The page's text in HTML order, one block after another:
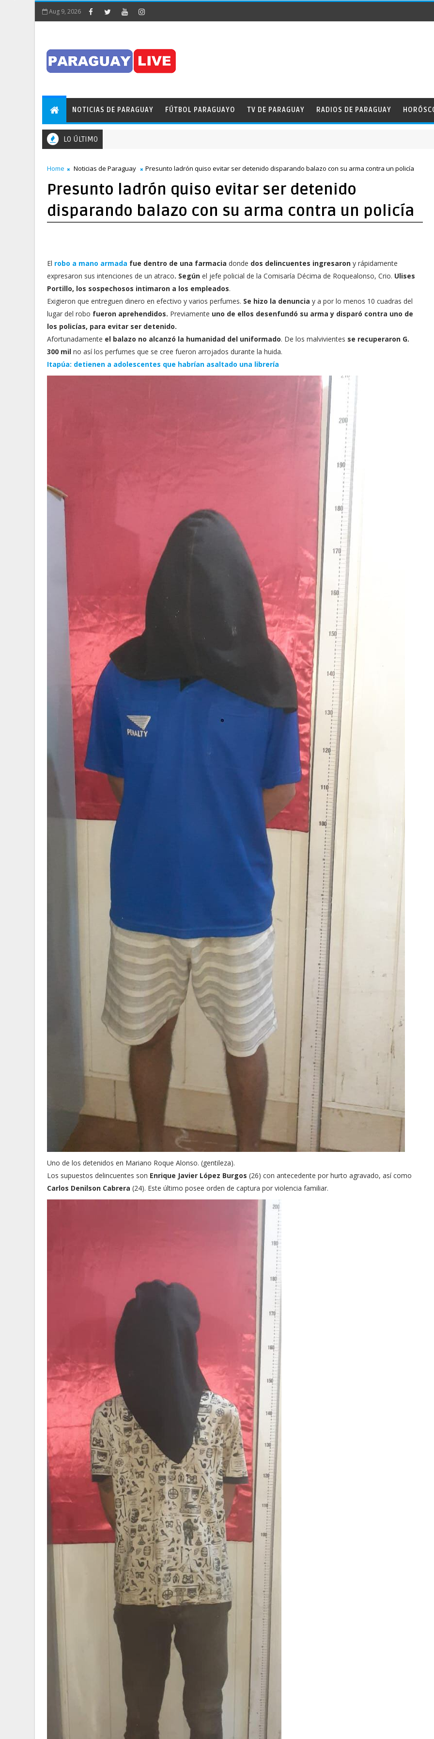
Aug 9, 2026
NOTICIAS DE PARAGUAY FÚTBOL PARAGUAYO TV DE PARAGUAY RADIOS DE PARAGUAY
LO ÚLTIMO
Home Noticias de Paraguay Presunto ladrón quiso evitar ser detenido disparando balazo con su arma contra un policía
Presunto ladrón quiso evitar ser detenido
disparando balazo con su arma contra un policía
El robo a mano armada fue dentro de una farmacia donde dos delincuentes ingresaron y rápidamente
expresaron sus intenciones de un atraco. Según el jefe policial de la Comisaría Décima de Roquealonso, Crio. Ulises
Portillo, los sospechosos intimaron a los empleados.
Exigieron que entreguen dinero en efectivo y varios perfumes. Se hizo la denuncia y a por lo menos 10 cuadras del
lugar del robo fueron aprehendidos. Previamente uno de ellos desenfundó su arma y disparó contra uno de
los policías, para evitar ser detenido.
Afortunadamente el balazo no alcanzó la humanidad del uniformado. De los malvivientes se recuperaron G.
300 mil no así los perfumes que se cree fueron arrojados durante la huida.
Itapúa: detienen a adolescentes que habrían asaltado una librería
Uno de los detenidos en Mariano Roque Alonso. (gentileza).
Los supuestos delincuentes son Enrique Javier López Burgos (26) con antecedente por hurto agravado, así como
Carlos Denilson Cabrera (24). Este último posee orden de captura por violencia familiar.